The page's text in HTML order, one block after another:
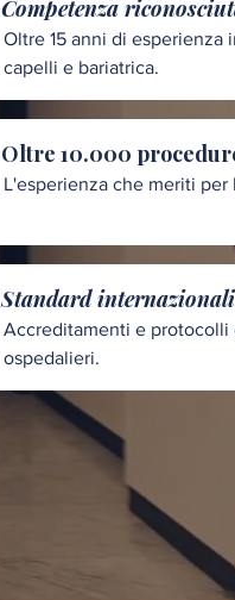
Competenza
Oltre 15 anni di esperienza
capelli e bariatrica.
Oltre 10.000
L'esperienza che meriti per
Standard
Accreditamenti e protocolli
ospedalieri.